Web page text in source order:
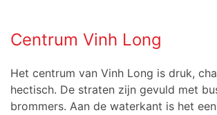
Centrum Vinh Long
Het centrum van Vinh Long is druk,
hectisch. De straten zijn gevuld met
brommers. Aan de waterkant is het